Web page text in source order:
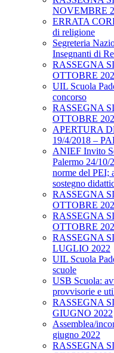
NOVEMBRE
ERRATA
di religione
Segreteria
Insegnanti di
RASSEGNA
OTTOBRE
UIL Scuola
concorso
RASSEGNA
OTTOBRE
APERTURA
19/4/2018 –
ANIEF Invito
Palermo 24/10/
norme del PEI;
sostegno
RASSEGNA
OTTOBRE
RASSEGNA
OTTOBRE
RASSEGNA
LUGLIO 2022
UIL Scuola
scuole
USB Scuola:
provvisorie e
RASSEGNA
GIUGNO 2022
Assemblea/
giugno 2022
RASSEGNA